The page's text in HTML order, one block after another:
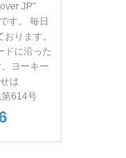
JP"
す。 毎日
ります。
ドに沿った
ヨーキー
は
614号